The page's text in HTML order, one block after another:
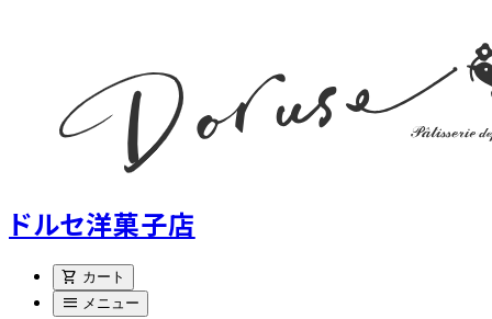
ドルセ洋菓子店
shopping_cart カート
menu メニュー